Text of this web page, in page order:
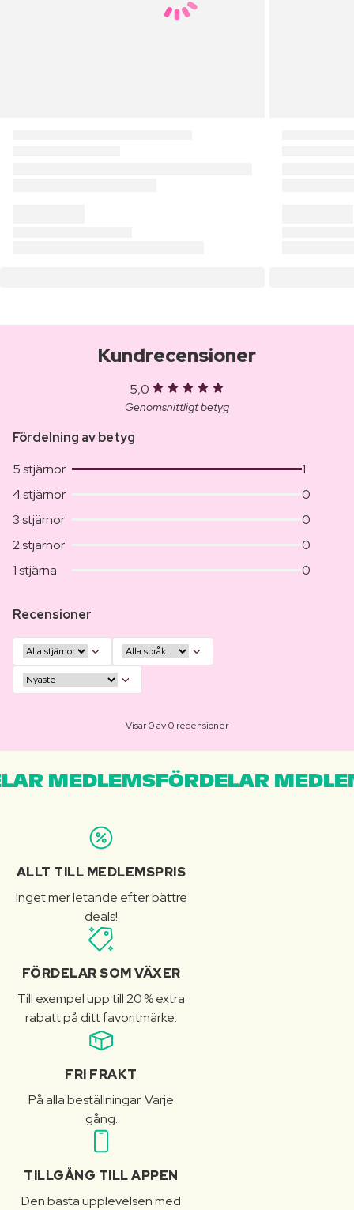
Kundrecensioner
5,0
Genomsnittligt betyg
Fördelning av betyg
5 stjärnor
1
4 stjärnor
0
3 stjärnor
0
2 stjärnor
0
1 stjärna
0
Recensioner
Visar 0 av 0 recensioner
MEDLEMSFÖRDELAR
ALLT TILL MEDLEMSPRIS
Inget mer letande efter bättre
deals!
FÖRDELAR SOM VÄXER
Till exempel upp till 20 % extra
rabatt på ditt favoritmärke.
FRI FRAKT
På alla beställningar. Varje
gång.
TILLGÅNG TILL APPEN
Den bästa upplevelsen med